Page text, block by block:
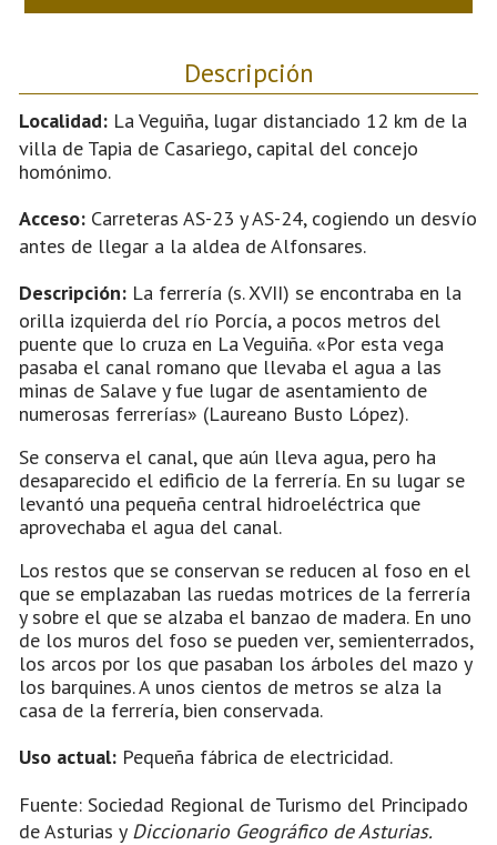
Descripción
Localidad: La Veguiña, lugar distanciado 12 km de la
villa de Tapia de Casariego, capital del concejo
homónimo.
Acceso: Carreteras AS-23 y AS-24, cogiendo un desvío
antes de llegar a la aldea de Alfonsares.
Descripción: La ferrería (s. XVII) se encontraba en la
orilla izquierda del río Porcía, a pocos metros del
puente que lo cruza en La Veguiña. «Por esta vega
pasaba el canal romano que llevaba el agua a las
minas de Salave y fue lugar de asentamiento de
numerosas ferrerías» (Laureano Busto López).
Se conserva el canal, que aún lleva agua, pero ha
desaparecido el edificio de la ferrería. En su lugar se
levantó una pequeña central hidroeléctrica que
aprovechaba el agua del canal.
Los restos que se conservan se reducen al foso en el
que se emplazaban las ruedas motrices de la ferrería
y sobre el que se alzaba el banzao de madera. En uno
de los muros del foso se pueden ver, semienterrados,
los arcos por los que pasaban los árboles del mazo y
los barquines. A unos cientos de metros se alza la
casa de la ferrería, bien conservada.
Uso actual: Pequeña fábrica de electricidad.
Fuente: Sociedad Regional de Turismo del Principado
de Asturias y Diccionario Geográfico de Asturias.